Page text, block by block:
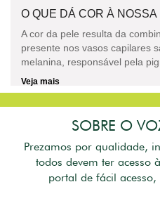
O QUE DÁ COR À NOSSA
A cor da pele resulta da
presente nos vasos capilares
melanina, responsável pela
Veja mais
SOBRE O
Prezamos por qualidade,
todos devem ter acesso
portal de fácil